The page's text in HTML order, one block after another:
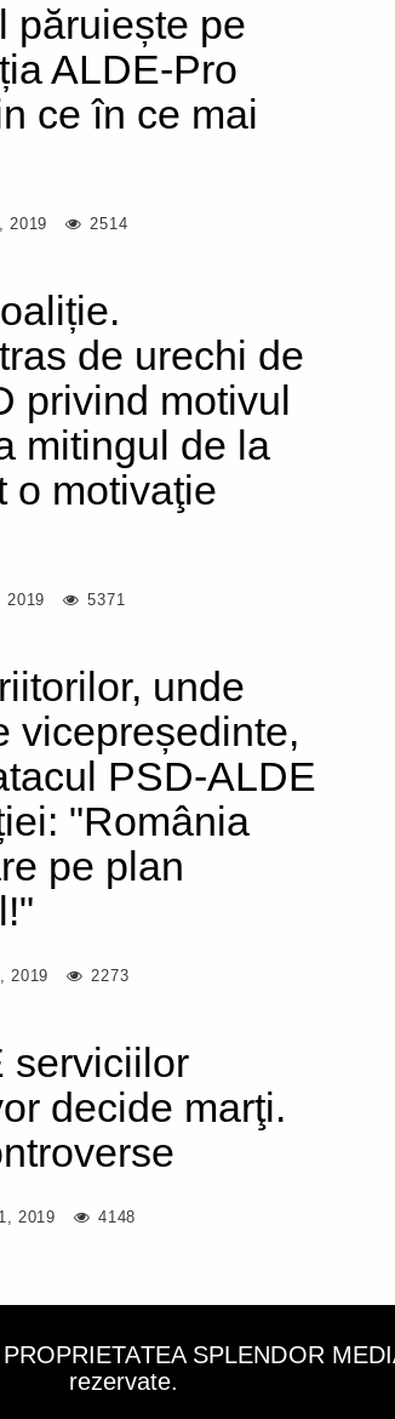
păruiește pe
ALDE-Pro
ce în ce mai
2019 2514
de urechi de
privind motivul
mitingul de la
o motivaţie
2019 5371
unde
vicepreședinte,
PSD-ALDE
"România
pe plan
2019 2273
serviciilor
decide marţi.
2019 4148
SPLENDOR
rezervate.